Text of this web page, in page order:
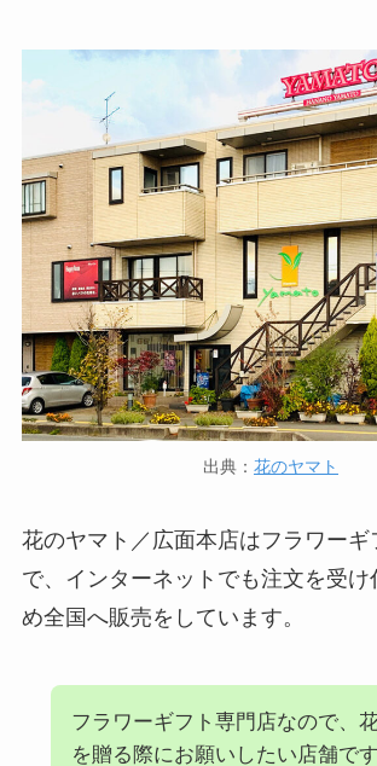
出典： 花のヤマト
花のヤマト／広面本店はフラワーギ
で、インターネットでも注文を受け
め全国へ販売をしています。
フラワーギフト専門店なので、
を贈る際にお願いしたい店舗です